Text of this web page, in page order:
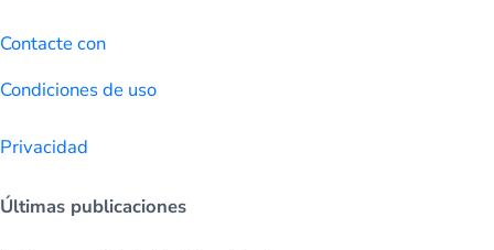
Contacte con
Condiciones de uso
Privacidad
Últimas publicaciones